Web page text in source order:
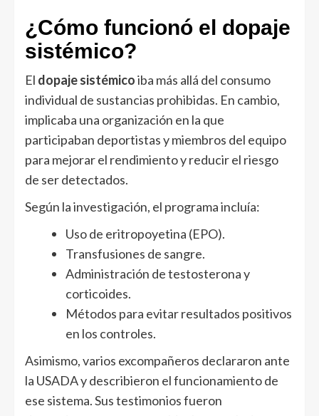
¿Cómo funcionó el dopaje
sistémico?
El dopaje sistémicoiba más allá del consumo
individual de sustancias prohibidas. En cambio,
implicaba una organización en la que
participaban deportistas y miembros del equipo
para mejorar el rendimiento y reducir el riesgo
de ser detectados.
Según la investigación, el programa incluía:
Uso de eritropoyetina (EPO).
Transfusiones de sangre.
Administración de testosterona y
corticoides.
Métodos para evitar resultados positivos
en los controles.
Asimismo, varios excompañeros declararon ante
la USADA y describieron el funcionamiento de
ese sistema. Sus testimonios fueron